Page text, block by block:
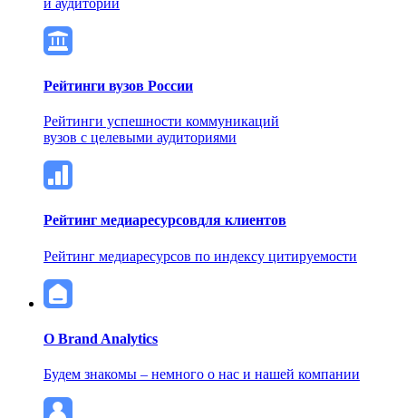
Рейтинги вузов России
Рейтинги успешности коммуникаций
вузов с целевыми аудиториями
Рейтинг медиаресурсовдля клиентов
Рейтинг медиаресурсов по индексу цитируемости
О Brand Analytics
Будем знакомы – немного о нас и нашей компании